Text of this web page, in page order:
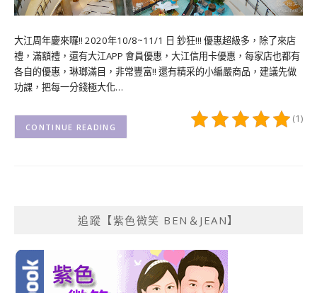
大江周年慶來囉!! 2020年10/8~11/1 日 鈔狂!!! 優惠超級多，除了來店
禮，滿額禮，還有大江APP 會員優惠，大江信用卡優惠，每家店也都有
各自的優惠，琳瑯滿目，非常豐富!! 還有精采的小編嚴商品，建議先做
功課，把每一分錢極大化…
(1)
CONTINUE READING
追蹤【紫色微笑 BEN＆JEAN】